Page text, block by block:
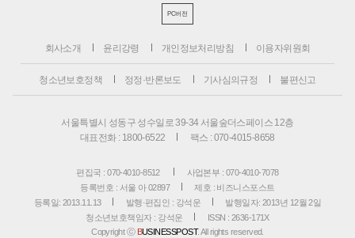
PC버전
회사소개 윤리강령 개인정보처리방침 이용자위원회
청소년보호정책 정정·반론보도 기사심의규정 불편신고
서울특별시 성동구 성수일로 39-34 서울숲더스페이스 12층
대표전화 : 1800-6522
팩스 : 070-4015-8658
편집국 : 070-4010-8512
사업본부 : 070-4010-7078
등록번호 : 서울 아 02897
제호 : 비즈니스포스트
등록일: 2013.11.13
발행·편집인 : 강석운
발행일자: 2013년 12월 2일
청소년보호책임자 : 강석운
ISSN : 2636-171X
Copyright ⓒ BUSINESSPOST. All rights reserved.